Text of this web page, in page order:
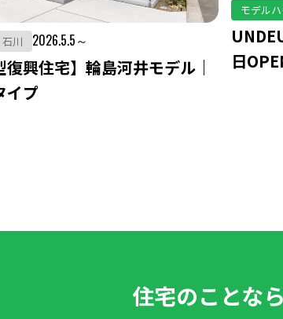
石川 2026.5.5～
復興住宅】輪島河井モデル｜
イプ
モデル
日
住宅のことなら